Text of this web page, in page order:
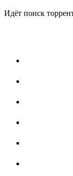
Идёт поиск